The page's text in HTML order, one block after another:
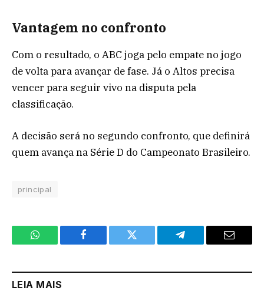
Vantagem no confronto
Com o resultado, o ABC joga pelo empate no jogo
de volta para avançar de fase. Já o Altos precisa
vencer para seguir vivo na disputa pela
classificação.
A decisão será no segundo confronto, que definirá
quem avança na Série D do Campeonato Brasileiro.
principal
WhatsApp Facebook Twitter Telegram Email
LEIA MAIS